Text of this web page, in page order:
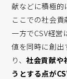
献などに積極的
ここでの社会貢
一方でCSV経
値を同時に創出
り、社会貢献や
うとする点が